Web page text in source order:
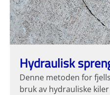
Hydraulisk
Denne metoden for
bruk av hydrauliske